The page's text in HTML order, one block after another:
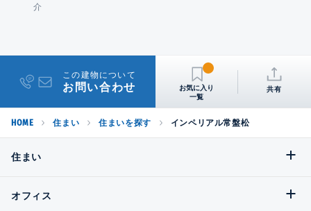
介
この建物について
お問い合わせ 共有
HOME 住まい 住まいを探す インペリアル常盤松
住まい
オフィス